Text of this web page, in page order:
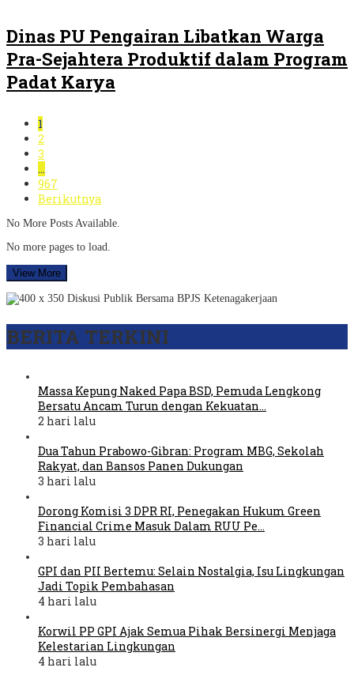
Dinas PU Pengairan Libatkan Warga
Pra-Sejahtera Produktif dalam Program
Padat Karya
1
2
3
…
967
Berikutnya
No More Posts Available.
No more pages to load.
View More
BERITA TERKINI
Massa Kepung Naked Papa BSD, Pemuda Lengkong
Bersatu Ancam Turun dengan Kekuatan…
2 hari lalu
Dua Tahun Prabowo-Gibran: Program MBG, Sekolah
Rakyat, dan Bansos Panen Dukungan
3 hari lalu
Dorong Komisi 3 DPR RI, Penegakan Hukum Green
Financial Crime Masuk Dalam RUU Pe…
3 hari lalu
GPI dan PII Bertemu: Selain Nostalgia, Isu Lingkungan
Jadi Topik Pembahasan
4 hari lalu
Korwil PP GPI Ajak Semua Pihak Bersinergi Menjaga
Kelestarian Lingkungan
4 hari lalu